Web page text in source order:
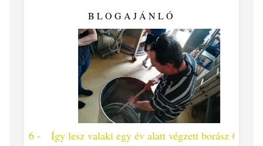
BLOGAJÁNLÓ
Így lesz valaki egy év alatt végzett borász #25